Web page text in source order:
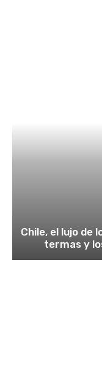
Chile, el lujo de
termas y